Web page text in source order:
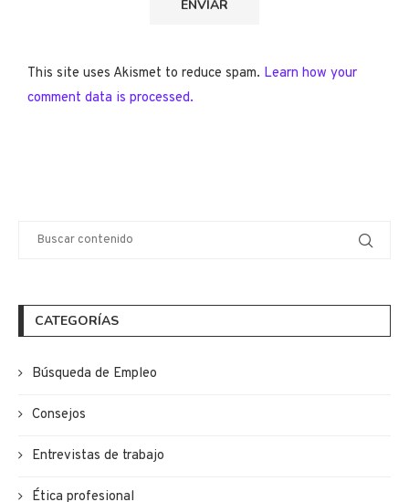
This site uses Akismet to reduce spam. Learn how your
comment data is processed.
CATEGORÍAS
Búsqueda de Empleo
Consejos
Entrevistas de trabajo
Ética profesional